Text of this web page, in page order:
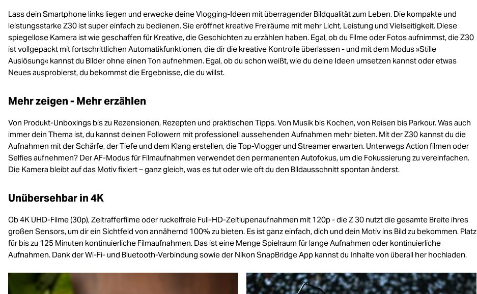
Lass dein Smartphone links liegen und erwecke deine Vlogging-Ideen mit überragender Bildqualität zum Leben. Die kompakte und
leistungsstarke Z30 ist super einfach zu bedienen. Sie eröffnet kreative Freiräume mit mehr Licht, Leistung und Vielseitigkeit. Diese
spiegellose Kamera ist wie geschaffen für Kreative, die Geschichten zu erzählen haben. Egal, ob du Filme oder Fotos aufnimmst, die Z30
ist vollgepackt mit fortschrittlichen Automatikfunktionen, die dir die kreative Kontrolle überlassen - und mit dem Modus »Stille
Auslösung« kannst du Bilder ohne einen Ton aufnehmen. Egal, ob du schon weißt, wie du deine Ideen umsetzen kannst oder etwas
Neues ausprobierst, du bekommst die Ergebnisse, die du willst.
Mehr zeigen - Mehr erzählen
Von Produkt-Unboxings bis zu Rezensionen, Rezepten und praktischen Tipps. Von Musik bis Kochen, von Reisen bis Parkour. Was auch
immer dein Thema ist, du kannst deinen Followern mit professionell aussehenden Aufnahmen mehr bieten. Mit der Z30 kannst du die
Aufnahmen mit der Schärfe, der Tiefe und dem Klang erstellen, die Top-Vlogger und Streamer erwarten. Unterwegs Action filmen oder
Selfies aufnehmen? Der AF-Modus für Filmaufnahmen verwendet den permanenten Autofokus, um die Fokussierung zu vereinfachen.
Die Kamera bleibt auf das Motiv fixiert – ganz gleich, was es tut oder wie oft du den Bildausschnitt spontan änderst.
Unübersehbar in 4K
Ob 4K UHD-Filme (30p), Zeitrafferfilme oder ruckelfreie Full-HD-Zeitlupenaufnahmen mit 120p - die Z 30 nutzt die gesamte Breite ihres
großen Sensors, um dir ein Sichtfeld von annähernd 100% zu bieten. Es ist ganz einfach, dich und dein Motiv ins Bild zu bekommen. Platz
für bis zu 125 Minuten kontinuierliche Filmaufnahmen. Das ist eine Menge Spielraum für lange Aufnahmen oder kontinuierliche
Aufnahmen. Dank der Wi-Fi- und Bluetooth-Verbindung sowie der Nikon SnapBridge App kannst du Inhalte von überall her hochladen.